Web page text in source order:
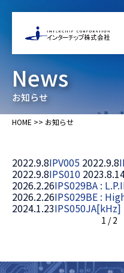
News
お知らせ
HOME >> お知らせ
2022.9.8IPV005 2022.9.8
2022.9.8IPS010
2026.2.26IPS029BA :
2026.2.26IPS029BE :
2024.1.23IPS050JA[kHz]
1 / 2